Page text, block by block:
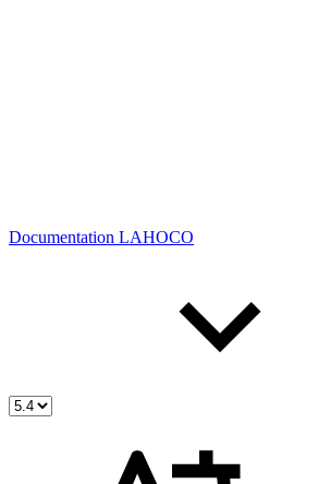
Documentation LAHOCO